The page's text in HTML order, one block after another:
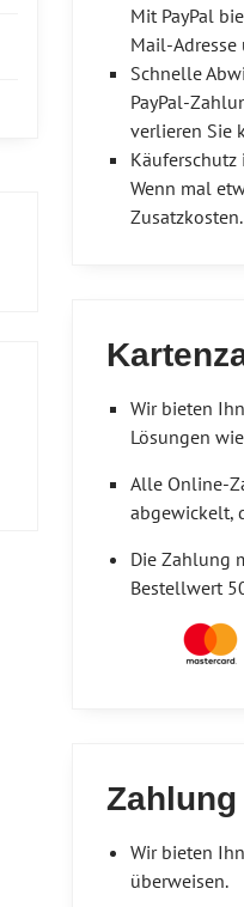
Mit PayPal
Mail-
Schnelle
PayPal-
verlieren Sie
Wenn mal
Zusatzkosten.
Wir bieten
Lösungen
Alle Online-
abgewickelt,
Die Zahlung
Bestellwert
Wir bieten
überweisen.